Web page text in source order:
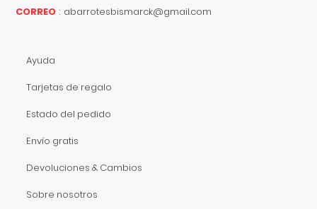
CORREO : abarrotesbismarck@gmail.com
Ayuda
Tarjetas de regalo
Estado del pedido
Envío gratis
Devoluciones & Cambios
Sobre nosotros